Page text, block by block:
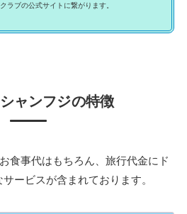
ラブの公式サイトに繋がります。
ャンフジの特徴
食事代はもちろん、旅行代金にド
ービスが含まれております。